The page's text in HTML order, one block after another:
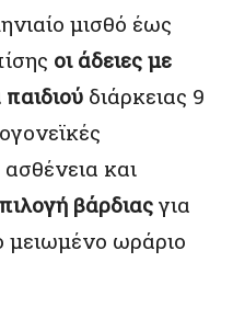
μισθό έως
οι άδειες με
διάρκειας 9
ασθένεια και
βάρδιαςγια
μειωμένο ωράριο